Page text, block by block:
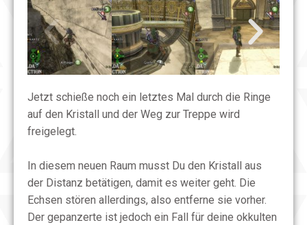
Jetzt schieße noch ein letztes Mal durch die Ringe
auf den Kristall und der Weg zur Treppe wird
freigelegt.
In diesem neuen Raum musst Du den Kristall aus
der Distanz betätigen, damit es weiter geht. Die
Echsen stören allerdings, also entferne sie vorher.
Der gepanzerte ist jedoch ein Fall für deine okkulten